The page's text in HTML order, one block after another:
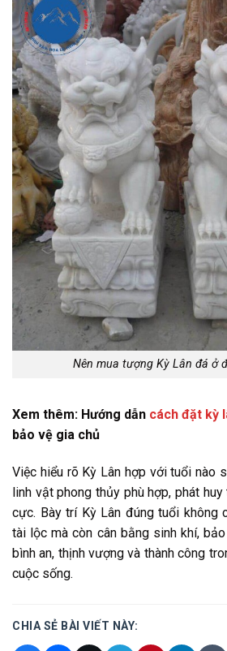
Nên mua tượng Kỳ Lân đá ở
Xem thêm: Hướng dẫn cách đặt kỳ
bảo vệ gia chủ
Việc hiểu rõ Kỳ Lân hợp với tuổi nào
linh vật phong thủy phù hợp, phát
cực. Bày trí Kỳ Lân đúng tuổi không
tài lộc mà còn cân bằng sinh khí,
bình an, thịnh vượng và thành công
cuộc sống.
CHIA SẺ BÀI VIẾT NÀY: